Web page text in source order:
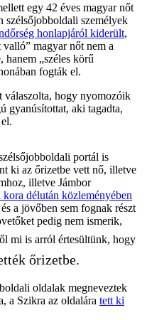
egy 42 éves magyar nőt
szélsőjobboldali személyek
honlapjáról kiderült,
valló” magyar nőt nem a
hanem „széles körű
fogták el.
válaszolta, hogy nyomozóik
gyanúsítottat, aki tagadta,
portál is
ki az őrizetbe vett nő, illetve
illetve Jámbor
kora délután közleményében
a jövőben sem fognak részt
pedig nem ismerik,
mi is arról értesültünk, hogy
őrizetbe.
oldalak megneveztek
a Szikra az oldalára tett ki